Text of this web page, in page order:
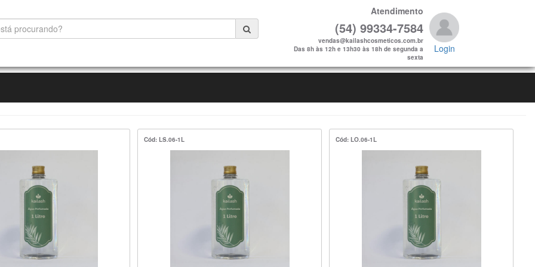
Atendimento
(54) 99334-7584
vendas@kailashcosmeticos.com.br
Das 8h às 12h e 13h30 às 18h de segunda a
sexta
Login
Cód: LS.06-1L Cód: LO.06-1L